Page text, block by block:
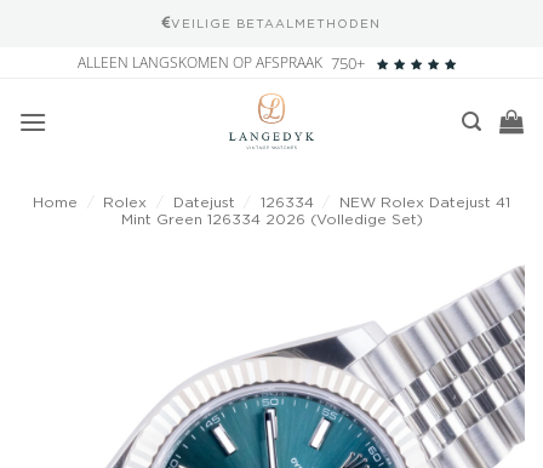
VEILIGE BETAALMETHODEN
inhoud
ALLEEN LANGSKOMEN OP AFSPRAAK 750+
Home Rolex Datejust 126334
NEW Rolex Datejust 41
Mint Green 126334 2026 (Volledige Set)
Add to
wishlist